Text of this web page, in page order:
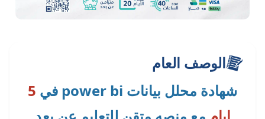
الوصف العام
شهادة محلل بيانات power bi في
5